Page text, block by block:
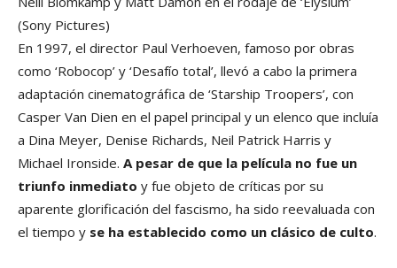
(Sony Pictures)
En 1997, el director Paul Verhoeven, famoso por obras
como ‘Robocop’ y ‘Desafío total’, llevó a cabo la primera
adaptación cinematográfica de ‘Starship Troopers’, con
Casper Van Dien en el papel principal y un elenco que incluía
a Dina Meyer, Denise Richards, Neil Patrick Harris y
Michael Ironside. A pesar de que la película no fue un
triunfo inmediato y fue objeto de críticas por su
aparente glorificación del fascismo, ha sido reevaluada con
el tiempo y se ha establecido como un clásico de culto.